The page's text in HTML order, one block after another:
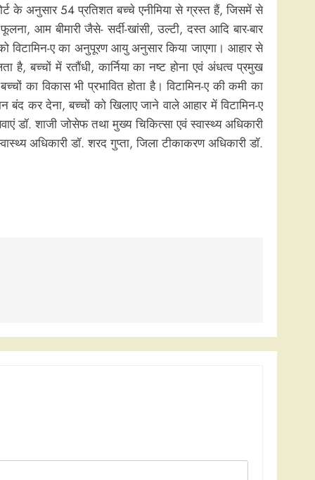
के अनुसार 54 प्रतिशत बच्चे एनीमिया से ग्रस्त हैं, जिसमें से
आम बीमारी जैसे- सर्दी-खांसी, उल्टी, दस्त आदि बार-बार
विटामिन-ए का अनुपूरण आयु अनुसार किया जाएगा। आहार से
बच्चों में रतौंधी, कार्निया का नष्ट होना एवं अंधत्व प्रमुख
का विकास भी प्रभावित होता है। विटामिन-ए की कमी का
कर देना, बच्चों को खिलाए जाने वाले आहार में विटामिन-ए
डॉ. शाजी जोसेफ तथा मुख्य चिकित्सा एवं स्वास्थ्य अधिकारी
अधिकारी डॉ. शरद गुप्ता, जिला टीकाकरण अधिकारी डॉ.